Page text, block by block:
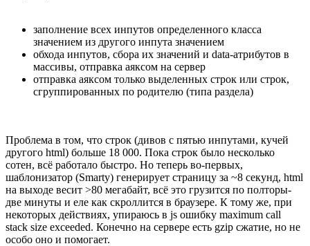
заполнение всех инпутов определенного класса
значением из другого инпута значением
обхода инпутов, сбора их значений и data-атрибутов в
массивы, отправка аяксом на сервер
отправка аяксом только выделенных строк или строк,
сгруппированных по родителю (типа раздела)
Проблема в том, что строк (дивов с пятью инпутами, кучей
другого html) больше 18 000. Пока строк было несколько
сотен, всё работало быстро. Но теперь во-первых,
шаблонизатор (Smarty) генерирует страницу за ~8 секунд, html
на выходе весит >80 мегабайт, всё это грузится по полторы-
две минуты и еле как скроллится в браузере. К тому же, при
некоторых действиях, упираюсь в js ошибку maximum call
stack size exceeded. Конечно на сервере есть gzip сжатие, но не
особо оно и помогает.